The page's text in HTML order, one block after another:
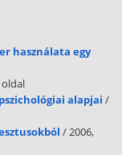
használata egy
oldal
pszichológiai alapjai /
/ 2006,